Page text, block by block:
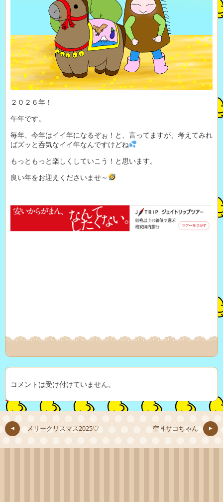
２０２６年！
午年です。
毎年、今年はイイ年になるぞぉ！と、言ってますが、考えてみれ
ばズッと呑気なイイ年なんですけどね
もっともっと楽しくしていこう！と思います。
良い年をお迎えくださいませ～
コメントは受け付けていません。
メリークリスマス2025♡ 空耳サコちゃん